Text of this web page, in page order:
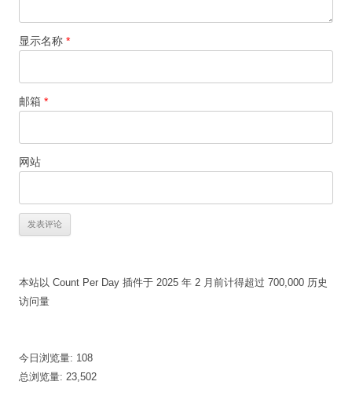
显示名称 *
邮箱 *
网站
本站以 Count Per Day 插件于 2025 年 2 月前计得超过 700,000 历史
访问量
今日浏览量: 108
总浏览量: 23,502